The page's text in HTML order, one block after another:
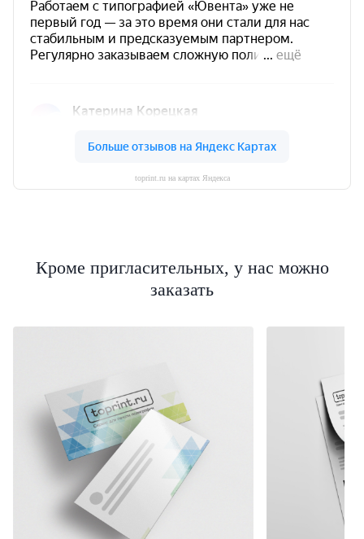
toprint.ru на картах Яндекса
Кроме пригласительных, у нас можно
заказать